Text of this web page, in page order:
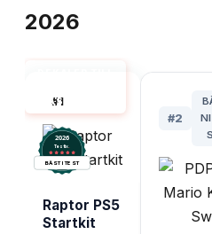
2026
BÄST I TEST
#1
2026
Testix.
BÄST I TEST
Raptor PS5
Startkit
#2